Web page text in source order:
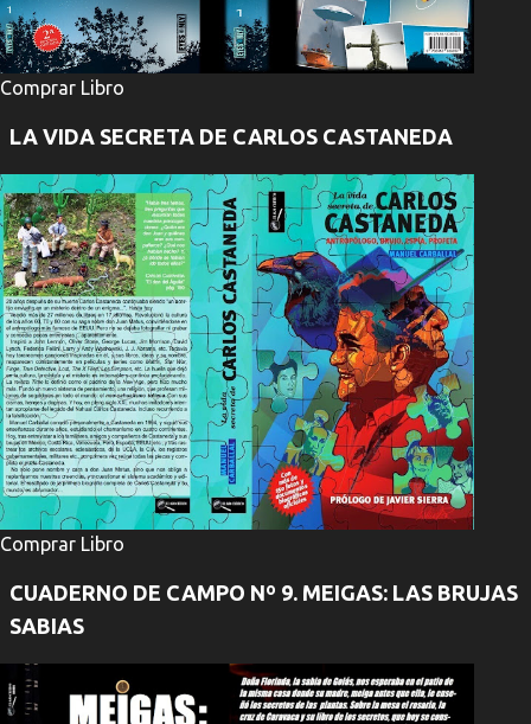
Comprar Libro
LA VIDA SECRETA DE CARLOS CASTANEDA
Comprar Libro
CUADERNO DE CAMPO Nº 9. MEIGAS: LAS BRUJAS
SABIAS